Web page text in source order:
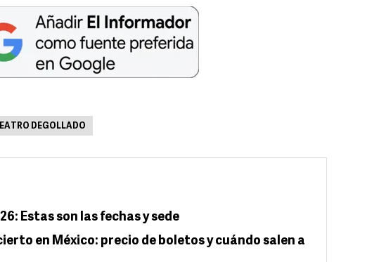
DEGOLLADO
Estas son las fechas y sede
en México: precio de boletos y cuándo salen a